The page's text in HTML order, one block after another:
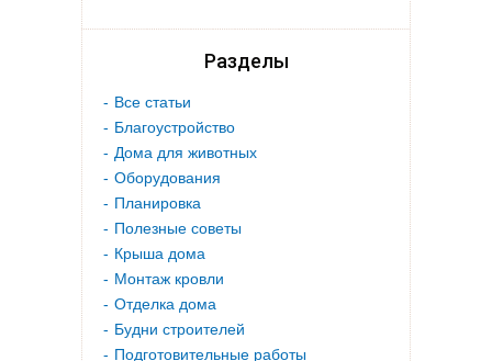
Разделы
Все статьи
Благоустройство
Дома для животных
Оборудования
Планировка
Полезные советы
Крыша дома
Монтаж кровли
Отделка дома
Будни строителей
Подготовительные работы